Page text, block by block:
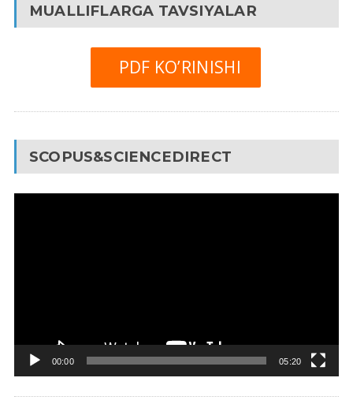
MUALLIFLARGA TAVSIYALAR
PDF KO’RINISHI
SCOPUS&SCIENCEDIRECT
00:00 05:20